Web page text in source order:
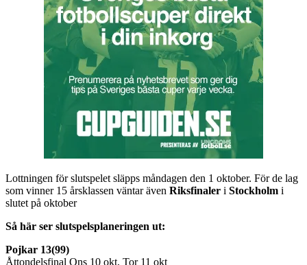
Lottningen för slutspelet släpps måndagen den 1 oktober. För de lag
som vinner 15 årsklassen väntar även Riksfinaler i Stockholm i
slutet på oktober
Så här ser slutspelsplaneringen ut:
Pojkar 13(99)
Åttondelsfinal Ons 10 okt, Tor 11 okt